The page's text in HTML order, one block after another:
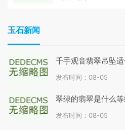
玉石新闻
千手观音翡翠吊坠
发布时间：08-05
翠绿的翡翠是什么等
发布时间：08-05